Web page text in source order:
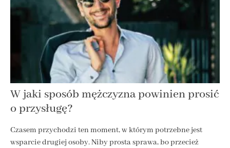
W jaki sposób mężczyzna powinien prosić
o przysługę?
Czasem przychodzi ten moment, w którym potrzebne jest
wsparcie drugiej osoby. Niby prosta sprawa, bo przecież